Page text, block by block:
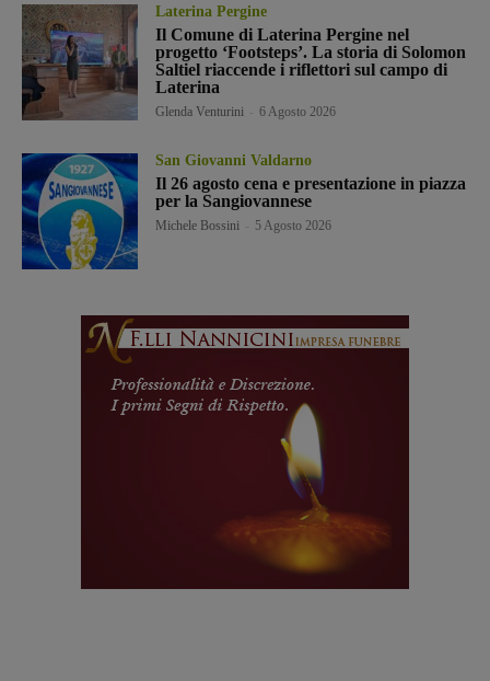
Laterina Pergine
Il Comune di Laterina Pergine nel
progetto ‘Footsteps’. La storia di Solomon
Saltiel riaccende i riflettori sul campo di
Laterina
Glenda Venturini 6 Agosto 2026
San Giovanni Valdarno
Il 26 agosto cena e presentazione in piazza
per la Sangiovannese
Michele Bossini 5 Agosto 2026